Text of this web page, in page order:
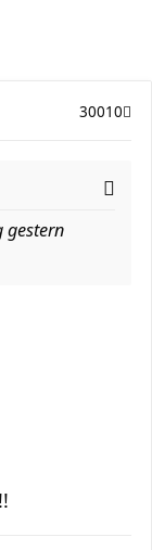
30010
gestern